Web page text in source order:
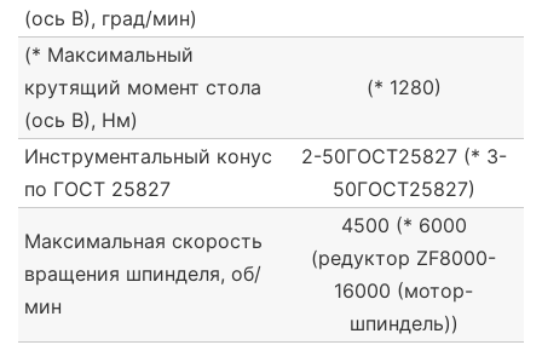
(ось В), град/мин)
(* Максимальный
крутящий момент стола
(ось В), Нм)
(* 1280)
Инструментальный конус
по ГОСТ 25827
2-50ГОСТ25827 (* 3-
50ГОСТ25827)
Максимальная скорость
вращения шпинделя, об/
мин
4500 (* 6000
(редуктор ZF8000-
16000 (мотор-
шпиндель))